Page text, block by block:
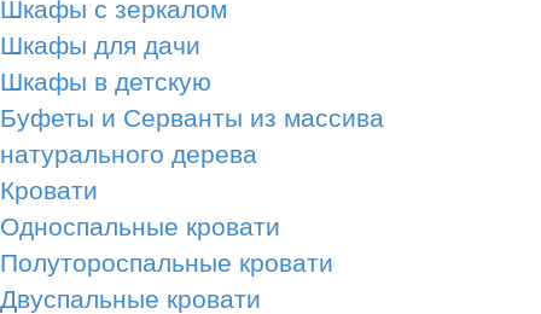
Шкафы для дачи
Шкафы в детскую
Буфеты и Серванты из массива
натурального дерева
Кровати
Односпальные кровати
Полутороспальные кровати
Двуспальные кровати